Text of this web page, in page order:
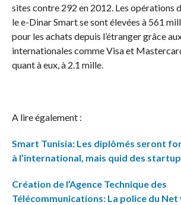
sites contre 292 en 2012. Les opérations
le e-Dinar Smart se sont élevées à 561
pour les achats depuis l’étranger grâce
internationales comme Visa et
quant à eux, à 2.1 mille.
A lire également :
Smart Tunisia: Les diplômés seront
à l’international, mais quid des
Création de l’Agence Technique des
Télécommunications: La police du